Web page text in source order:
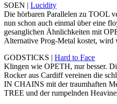
SOEN | Lucidity
Die hörbaren Parallelen zu TOOL
nun schon auch einmal über eine
gesanglichen Ähnlichkeiten mit
Alternative Prog-Metal kostet, wird
GODSTICKS | Hard to Face
Klingen wie OPETH, nur besser.
Rocker aus Cardiff vereinen die
IN CHAINS mit der traumhaften
TREE und der rumpelnden